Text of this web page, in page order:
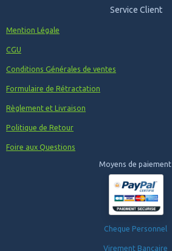
Service Client
Mention Légale
CGU
Conditions Générales de ventes
Formulaire de Rétractation
Règlement et Livraison
Politique de Retour
Foire aux Questions
Moyens de paiement
Cheque Personnel
Virement Bancaire